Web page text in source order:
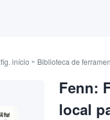
fig. início » Biblioteca de
Fenn:
local